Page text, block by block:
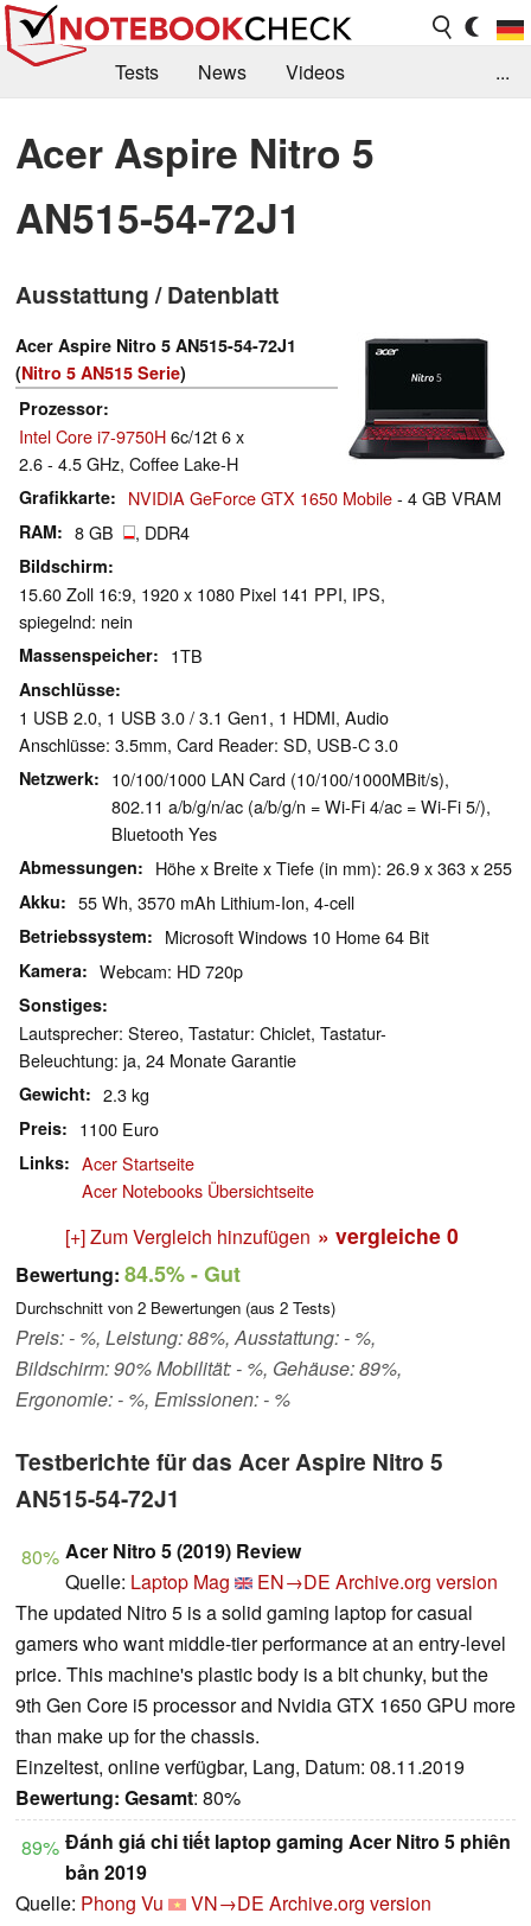
Tests News
Videos
Kaufberatung
Deals Suche
Jobs
Forum
...
Acer Aspire Nitro 5
AN515-54-72J1
Ausstattung / Datenblatt
Acer Aspire Nitro 5 AN515-54-72J1
(Nitro 5 AN515 Serie)
Prozessor
Intel Core i7-9750H6c/12t 6 x
2.6 - 4.5 GHz, Coffee Lake-H
Grafikkarte NVIDIA GeForce GTX 1650 Mobile- 4 GB VRAM
RAM 8 GB , DDR4
Bildschirm
15.60 Zoll 16:9, 1920 x 1080 Pixel 141 PPI, IPS,
spiegelnd: nein
Massenspeicher 1TB
Anschlüsse
1 USB 2.0, 1 USB 3.0 / 3.1 Gen1, 1 HDMI, Audio
Anschlüsse: 3.5mm, Card Reader: SD, USB-C 3.0
Netzwerk
10/100/1000 LAN Card (10/100/1000MBit/s),
802.11 a/b/g/n/ac (a/b/g/n = Wi-Fi 4/ac = Wi-Fi 5/),
Bluetooth Yes
Abmessungen Höhe x Breite x Tiefe (in mm): 26.9 x 363 x 255
Akku 55 Wh, 3570 mAh Lithium-Ion, 4-cell
Betriebssystem Microsoft Windows 10 Home 64 Bit
Kamera Webcam: HD 720p
Sonstiges
Lautsprecher: Stereo, Tastatur: Chiclet, Tastatur-
Beleuchtung: ja, 24 Monate Garantie
Gewicht 2.3 kg
Preis 1100 Euro
Links
Acer Startseite
Acer Notebooks Übersichtseite
[+] Zum Vergleich hinzufügen » vergleiche 0
Bewertung: 84.5%- Gut
Durchschnitt von 2 Bewertungen (aus 2 Tests)
Preis: - %, Leistung: 88%, Ausstattung: - %,
Bildschirm: 90% Mobilität: - %, Gehäuse: 89%,
Ergonomie: - %, Emissionen: - %
Testberichte für das Acer Aspire Nitro 5
AN515-54-72J1
80% Acer Nitro 5 (2019) Review
Quelle: Laptop Mag EN→DE Archive.org version
The updated Nitro 5 is a solid gaming laptop for casual
gamers who want middle-tier performance at an entry-level
price. This machine's plastic body is a bit chunky, but the
9th Gen Core i5 processor and Nvidia GTX 1650 GPU more
than make up for the chassis.
Einzeltest, online verfügbar, Lang, Datum: 08.11.2019
Bewertung: Gesamt: 80%
89% Đánh giá chi tiết laptop gaming Acer Nitro 5 phiên
bản 2019
Quelle: Phong Vu VN→DE Archive.org version